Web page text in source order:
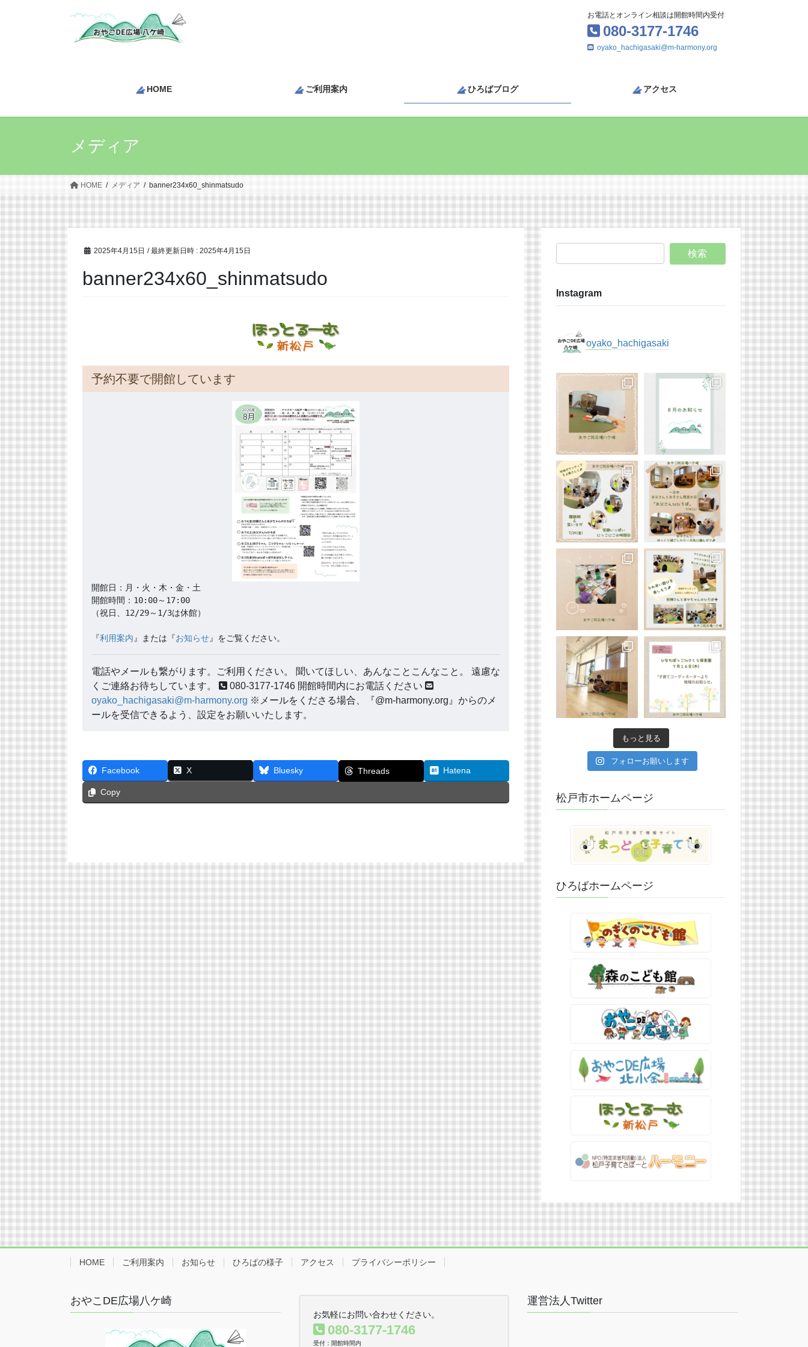
お電話とオンライン相談は開館時間内受付
080-3177-1746
oyako_hachigasaki@m-harmony.org
HOME ご利用案内 ひろばブログ アクセス
メディア
HOME メディア banner234x60_shinmatsudo
2025年4月15日 / 最終更新日時 : 2025年4月15日
banner234x60_shinmatsudo
予約不要で開館しています
開館日：月・火・木・金・土
開館時間：10:00～17:00
（祝日、12/29～1/3は休館）
『利用案内』または『お知らせ』をご覧ください。
電話やメールも繋がります。ご利用ください。 聞いてほしい、あんなことこんなこと。 遠慮な
くご連絡お待ちしています。
080-3177-1746 開館時間内にお電話ください
oyako_hachigasaki@m-harmony.org ※メールをくださる場合、『@m-harmony.org』からのメ
ールを受信できるよう、設定をお願いいたします。
Facebook X Bluesky Threads Hatena
Copy
Instagram
oyako_hachigasaki
もっと見る
フォローお願いします
松戸市ホームページ
ひろばホームページ
HOME ご利用案内 お知らせ ひろばの様子 アクセス プライバシーポリシー
おやこDE広場八ケ崎
お気軽にお問い合わせください。
080-3177-1746
受付：開館時間内
運営法人Twitter